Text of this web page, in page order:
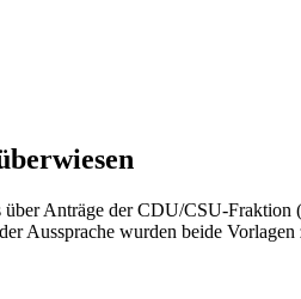
über Anträge der CDU/CSU-Fraktion (
Aussprache wurden beide